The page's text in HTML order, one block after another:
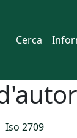
Cerca
Iso 2709